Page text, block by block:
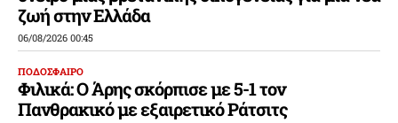
ζωή στην Ελλάδα
06/08/2026 00:45
ΠΟΔΟΣΦΑΙΡΟ
Φιλικά: Ο Άρης σκόρπισε με 5-1 τον
Πανθρακικό με εξαιρετικό Ράτσιτς